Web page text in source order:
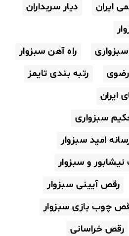
ایران
دیار سربداران
راه آهن سبزوار
رتبه بندی تایمز
ایران
سبزواری
امید سبزوار
نیشابور و سبزوار
رقص آیینی سبزوار
چوب بازی سبزوار
رقص خراسانی